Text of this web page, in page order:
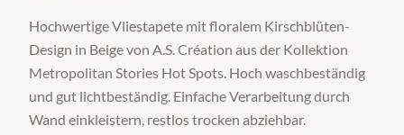
Hochwertige Vliestapete mit floralem Kirschblüten-
Design in Beige von A.S. Création aus der Kollektion
Metropolitan Stories Hot Spots. Hoch waschbeständig
und gut lichtbeständig. Einfache Verarbeitung durch
Wand einkleistern, restlos trocken abziehbar.